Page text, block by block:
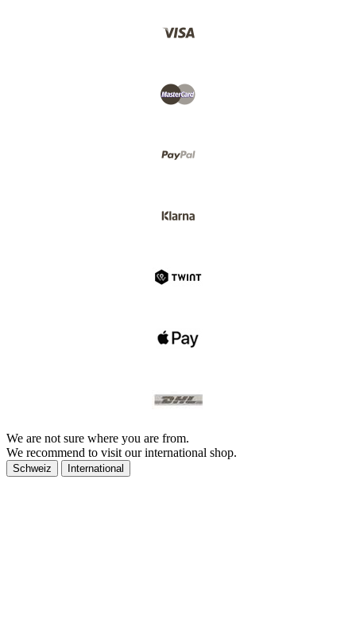
We are not sure where you are from.
We recommend to visit our international shop.
Schweiz International